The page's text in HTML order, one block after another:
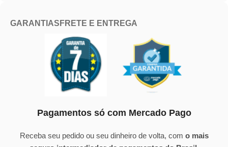
GARANTIAS FRETE E ENTREGA
Pagamentos só com Mercado Pago
Receba seu pedido ou seu dinheiro de volta, com o mais